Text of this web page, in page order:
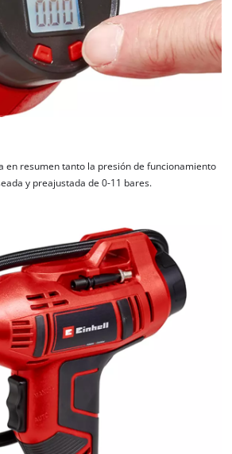
en resumen tanto la presión de funcionamiento
y preajustada de 0-11 bares.